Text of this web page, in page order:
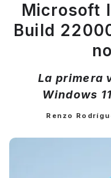
Microsoft
Build
La primera
Windows
Posted
Renzo